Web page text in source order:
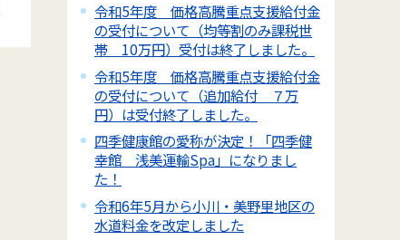
令和5年度 価格高騰重点支援給付金
の受付について（均等割のみ課税世
帯 10万円）受付は終了しました。
令和5年度 価格高騰重点支援給付金
の受付について（追加給付 ７万
円）は受付終了しました。
四季健康館の愛称が決定！「四季健
幸館 浅美運輸Spa」になりまし
た！
令和6年5月から小川・美野里地区の
水道料金を改定しました